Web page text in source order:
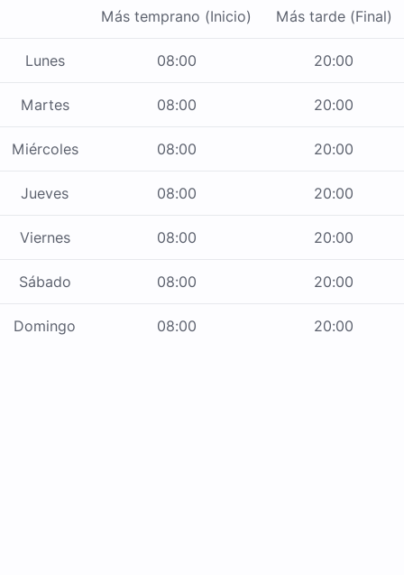
Más temprano (Inicio) Más tarde (Final)
Lunes 08:00 20:00
Martes 08:00 20:00
Miércoles 08:00 20:00
Jueves 08:00 20:00
Viernes 08:00 20:00
Sábado 08:00 20:00
Domingo 08:00 20:00